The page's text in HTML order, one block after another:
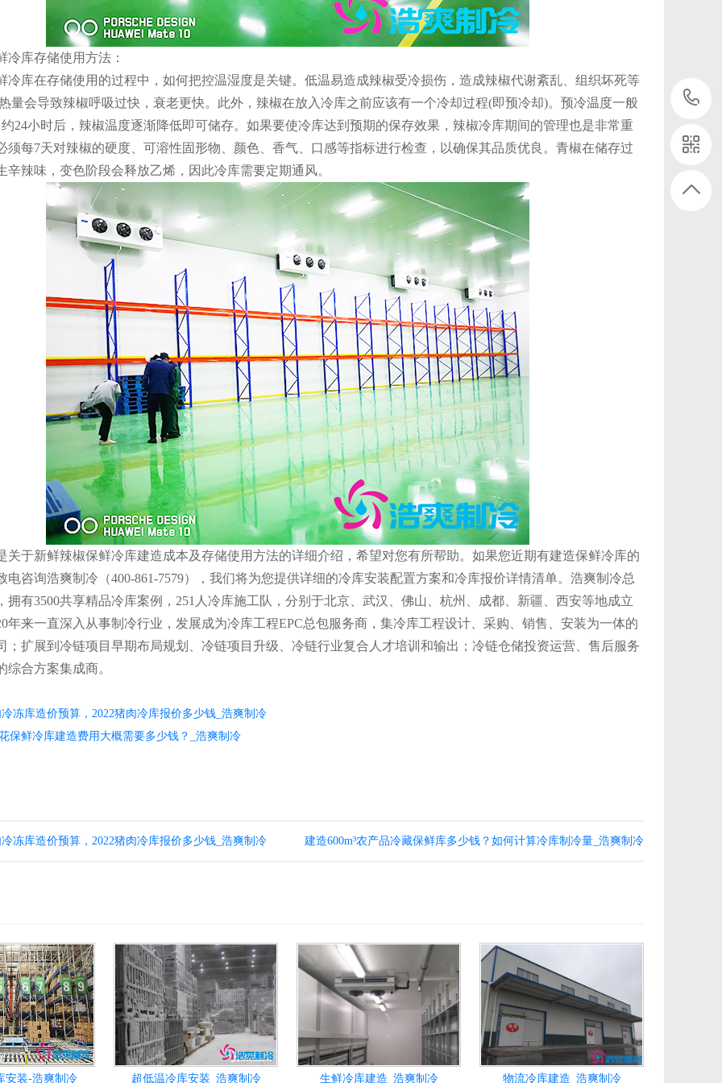
存储使用方法：
在存储使用的过程中，如何把控温湿度是关键。低温易造成辣椒受冷损伤，造成辣椒代谢紊乱、组织坏死等
量会导致辣椒呼吸过快，衰老更快。此外，辣椒在放入冷库之前应该有一个冷却过程(即预冷却)。预冷温度一般
24小时后，辣椒温度逐渐降低即可储存。如果要使冷库达到预期的保存效果，辣椒冷库期间的管理也是非常重
须每7天对辣椒的硬度、可溶性固形物、颜色、香气、口感等指标进行检查，以确保其品质优良。青椒在储存过
辛辣味，变色阶段会释放乙烯，因此冷库需要定期通风。
新鲜辣椒保鲜冷库建造成本及存储使用方法的详细介绍，希望对您有所帮助。如果您近期有建造保鲜冷库的
电咨询浩爽制冷（400-861-7579），我们将为您提供详细的冷库安装配置方案和冷库报价详情清单。浩爽制冷总
拥有3500共享精品冷库案例，251人冷库施工队，分别于北京、武汉、佛山、杭州、成都、新疆、西安等地成立
年来一直深入从事制冷行业，发展成为冷库工程EPC总包服务商，集冷库工程设计、采购、销售、安装为一体的
；扩展到冷链项目早期布局规划、冷链项目升级、冷链行业复合人才培训和输出；冷链仓储投资运营、售后服务
综合方案集成商。
冻库造价预算，2022猪肉冷库报价多少钱_浩爽制冷
保鲜冷库建造费用大概需要多少钱？_浩爽制冷
冻库造价预算，2022猪肉冷库报价多少钱_浩爽制冷 建造600m³农产品冷藏保鲜库多少钱？如何计算冷库制冷量_浩爽制冷
安装-浩爽制冷 超低温冷库安装_浩爽制冷 生鲜冷库建造_浩爽制冷 物流冷库建造_浩爽制冷